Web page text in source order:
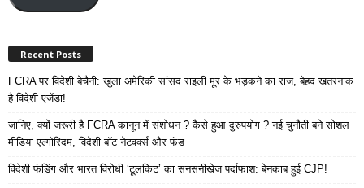
Recent Posts
FCRA पर विदेशी बेचैनी: खुला अमेरिकी सांसद राइली मूर के भड़कने का राज, बेहद खतरनाक
है विदेशी एजेंडा!
जानिए, क्यों जरूरी है FCRA कानून में संशोधन ? कैसे हुआ दुरुपयोग ? नई चुनौती बने सोशल
मीडिया एल्गोरिदम, विदेशी बॉट नेटवर्क्स और फंड
विदेशी फंडिंग और भारत विरोधी ‘टूलकिट’ का सनसनीखेज पर्दाफाश: बेनकाब हुई CJP!